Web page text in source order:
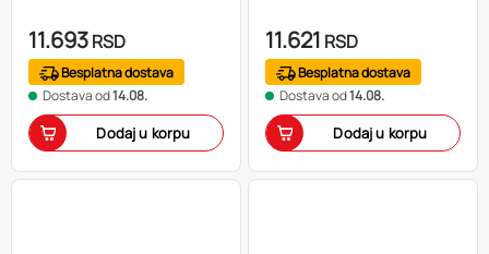
11.693RSD
Besplatna dostava
Dostava od14.08.
Dodaj u korpu
11.621 RSD
Besplatna dostava
Dostava od14.08.
Dodaj u korpu